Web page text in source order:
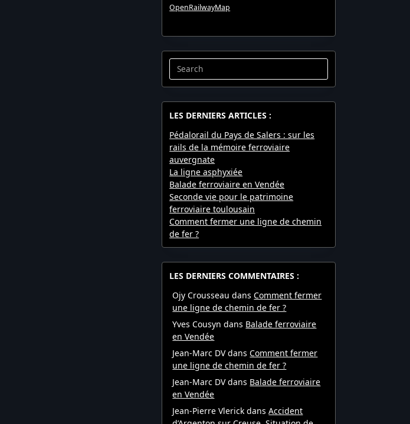
OpenRailwayMap
Search
for:
LES DERNIERS ARTICLES :
Pédalorail du Pays de Salers : sur les
rails de la mémoire ferroviaire
auvergnate
La ligne asphyxiée
Balade ferroviaire en Vendée
Seconde vie pour le patrimoine
ferroviaire toulousain
Comment fermer une ligne de chemin
de fer ?
LES DERNIERS COMMENTAIRES :
Ojy Crousseau dansComment fermer
une ligne de chemin de fer ?
Yves Cousyn dans Balade ferroviaire
en Vendée
Jean-Marc DVdansComment fermer
une ligne de chemin de fer ?
Jean-Marc DVdans Balade ferroviaire
en Vendée
Jean-Pierre Vlerick dansAccident